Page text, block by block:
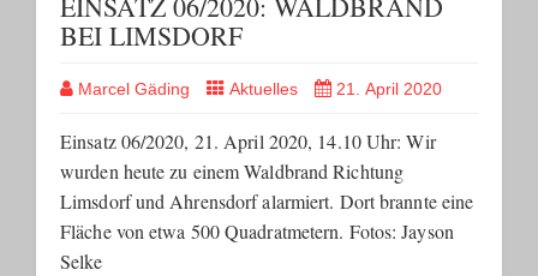
EINSATZ 06/2020: WALDBRAND
BEI LIMSDORF
Marcel Gäding Aktuelles 21. April 2020
Einsatz 06/2020, 21. April 2020, 14.10 Uhr: Wir
wurden heute zu einem Waldbrand Richtung
Limsdorf und Ahrensdorf alarmiert. Dort brannte eine
Fläche von etwa 500 Quadratmetern. Fotos: Jayson
Selke